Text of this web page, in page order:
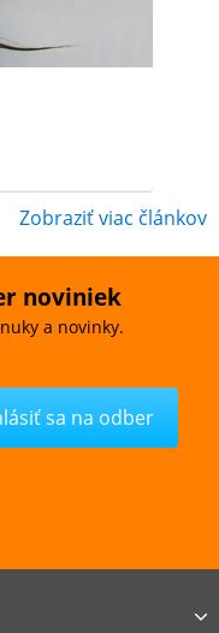
Zobraziť viac článkov
noviniek
a novinky.